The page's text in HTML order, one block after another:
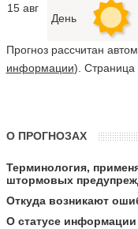
15 авг
День
Прогноз рассчитан
информации).
О ПРОГНОЗАХ
Терминология,
штормовых
Откуда возникают
О статусе